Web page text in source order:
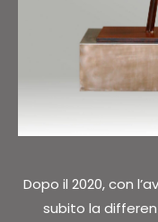
Dopo il 2020, con
subito la